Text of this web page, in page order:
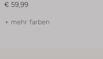
€ 59,99
+ mehr farben